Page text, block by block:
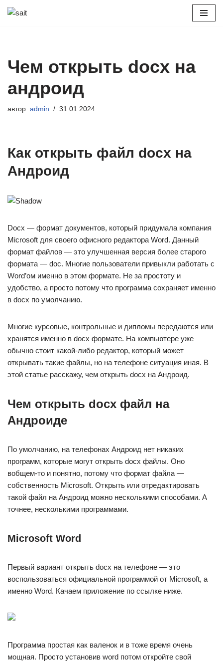
Чем открыть docx на
андроид
автор: admin 31.01.2024
Как открыть файл docx на
Андроид
Docx — формат документов, который придумала компания
Microsoft для своего офисного редактора Word. Данный
формат файлов — это улучшенная версия более старого
формата — doc. Многие пользователи привыкли работать с
Word’ом именно в этом формате. Не за простоту и
удобство, а просто потому что программа сохраняет именно
в docx по умолчанию.
Многие курсовые, контрольные и дипломы передаются или
хранятся именно в docx формате. На компьютере уже
обычно стоит какой-либо редактор, который может
открывать такие файлы, но на телефоне ситуация иная. В
этой статье расскажу, чем открыть docx на Андроид.
Чем открыть docx файл на
Андроиде
По умолчанию, на телефонах Андроид нет никаких
программ, которые могут открыть docx файлы. Оно
вобщем-то и понятно, потому что формат файла —
собственность Microsoft. Открыть или отредактировать
такой файл на Андроид можно несколькими способами. А
точнее, несколькими программами.
Microsoft Word
Первый вариант открыть docx на телефоне — это
воспользоваться официальной программой от Microsoft, а
именно Word. Качаем приложение по ссылке ниже.
Программа простая как валенок и в тоже время очень
мощная. Просто установив word потом откройте свой